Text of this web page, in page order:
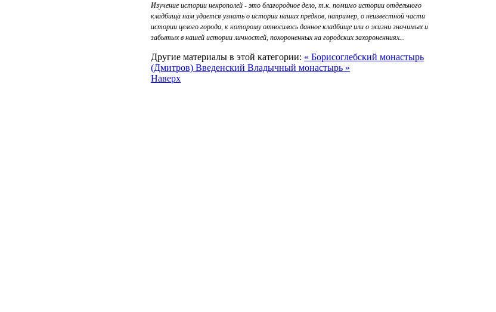
Изучение истории некрополей - это благородное дело, т.к. помимо истории отдельного
кладбища нам удается узнать о истории наших предков, например, о неизвестной части
истории целого города, к которому относилось данное кладбище или о жизни значимых и
забытых в нашей истории личностей, похороненных на городских захороненниях...
Другие материалы в этой категории: « Борисоглебский монастырь
(Дмитров) Введенский Владычный монастырь »
Наверх